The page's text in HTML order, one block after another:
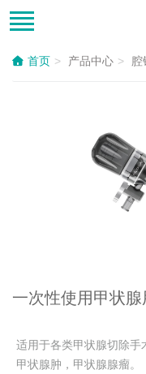
首页 产品中心 腔
一次性使用甲状
适用于各类甲状腺切除手
甲状腺肿，甲状腺腺瘤。